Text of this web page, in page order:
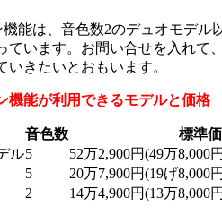
機能は、音色数2のデュオモデル
ています。お問い合せを入れて
いきたいとおもいます。
機能が利用できるモデルと価格
音色数
標準
ル5
52万2,900円(49万
5
20万7,900円(19げ8,000
2 14万4,900円(13万8,000